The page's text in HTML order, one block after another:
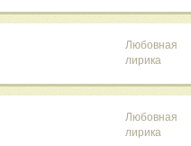
Любовная
лирика
Любовная
лирика